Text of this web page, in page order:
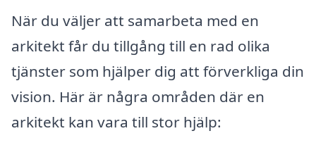
När du väljer att samarbeta med en
arkitekt får du tillgång till en rad olika
tjänster som hjälper dig att förverkliga din
vision. Här är några områden där en
arkitekt kan vara till stor hjälp: